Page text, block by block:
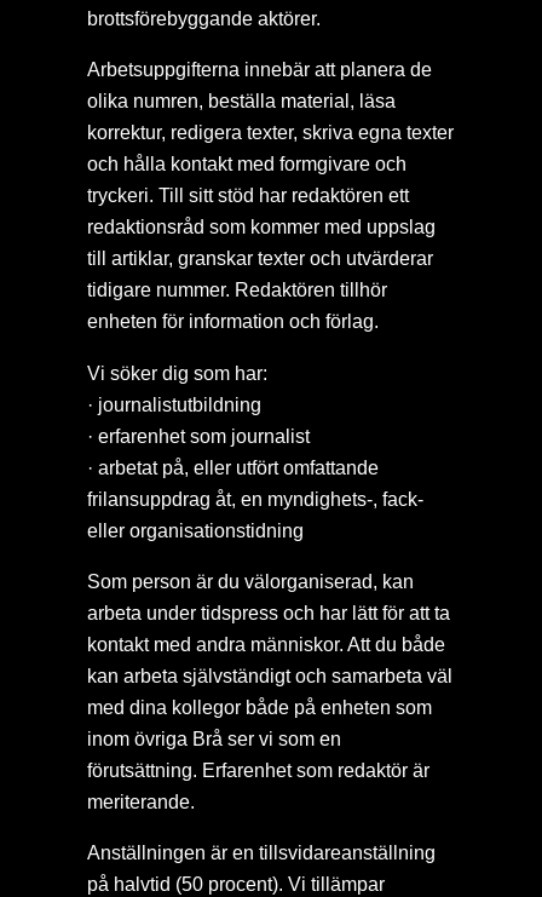
brottsförebyggande aktörer.
Arbetsuppgifterna innebär att planera de
olika numren, beställa material, läsa
korrektur, redigera texter, skriva egna texter
och hålla kontakt med formgivare och
tryckeri. Till sitt stöd har redaktören ett
redaktionsråd som kommer med uppslag
till artiklar, granskar texter och utvärderar
tidigare nummer. Redaktören tillhör
enheten för information och förlag.
Vi söker dig som har:
· journalistutbildning
· erfarenhet som journalist
· arbetat på, eller utfört omfattande
frilansuppdrag åt, en myndighets-, fack-
eller organisationstidning
Som person är du välorganiserad, kan
arbeta under tidspress och har lätt för att ta
kontakt med andra människor. Att du både
kan arbeta självständigt och samarbeta väl
med dina kollegor både på enheten som
inom övriga Brå ser vi som en
förutsättning. Erfarenhet som redaktör är
meriterande.
Anställningen är en tillsvidareanställning
på halvtid (50 procent). Vi tillämpar